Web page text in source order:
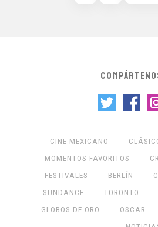
CINE MEXICANO
MOMENTOS FAVORITOS
FESTIVALES
BERLÍN
SUNDANCE
TORONTO
GLOBOS DE ORO
OSCAR